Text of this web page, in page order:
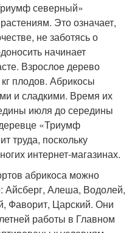
северный»
Это означает,
не заботясь о
начинает
Взрослое дерево
плодов. Абрикосы
и сладкими. Время их
июля до середины
«Триумф
труда, поскольку
интернет-магазинах.
абрикоса можно
Айсберг, Алеша, Водолей,
Фаворит, Царский. Они
работы в Главном